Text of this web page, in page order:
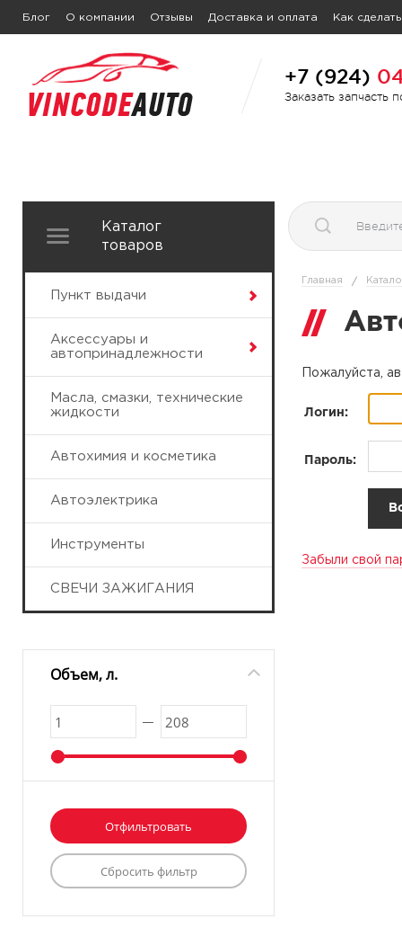
Блог О компании Отзывы Доставка и оплата Как
+7 (924)
Заказать запчасть
Каталог
товаров
Пункт выдачи
Аксессуары и
автопринадлежности
Масла, смазки, технические
жидкости
Автохимия и косметика
Автоэлектрика
Инструменты
СВЕЧИ ЗАЖИГАНИЯ
Объем, л.
Главная /
Пожалуйста,
Логин:
Пароль:
Забыли свой